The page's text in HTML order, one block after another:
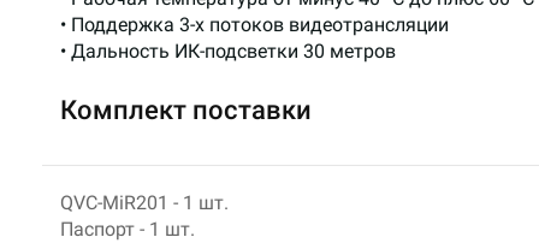
• Поддержка 3-х потоков видеотрансляции
• Дальность ИК-подсветки 30 метров
Комплект поставки
QVC-MiR201 - 1 шт.
Паспорт - 1 шт.